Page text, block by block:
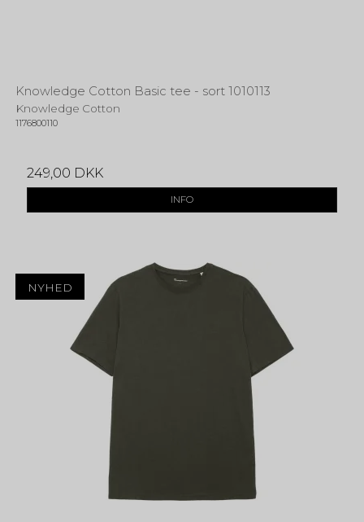
Knowledge Cotton Basic tee - sort 1010113
Knowledge Cotton
1176800110
249,00 DKK
INFO
NYHED